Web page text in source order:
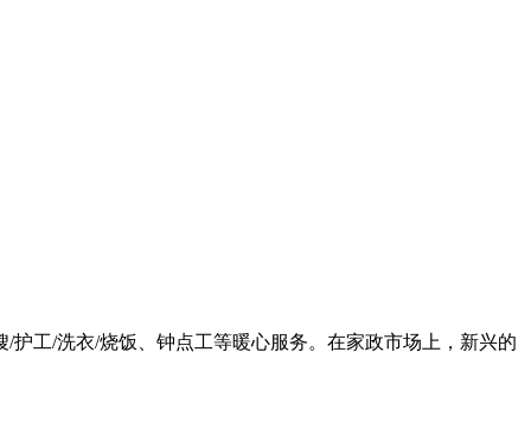
工/洗衣/烧饭、钟点工等暖心服务。在家政市场上，新兴的